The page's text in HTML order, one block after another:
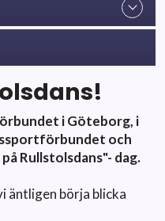
i Göteborg, i
och
Rullstolsdans"- dag.
äntligen börja blicka